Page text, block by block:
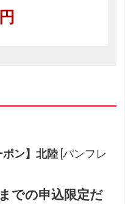
ン】北陸 [パンフレ
での申込限定だ